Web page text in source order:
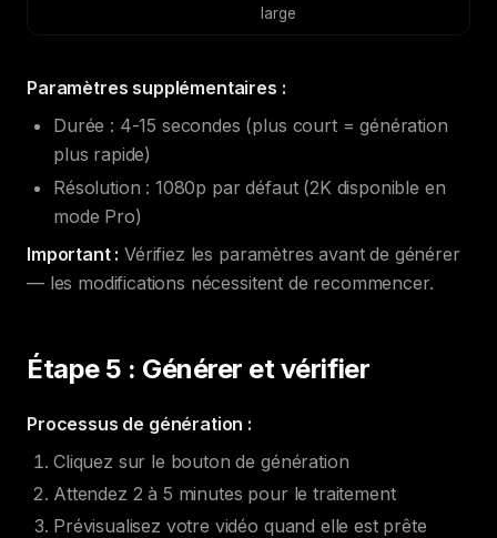
large
Paramètres supplémentaires :
Durée : 4-15 secondes (plus court = génération
plus rapide)
Résolution : 1080p par défaut (2K disponible en
mode Pro)
Important : Vérifiez les paramètres avant de générer
— les modifications nécessitent de recommencer.
Étape 5 : Générer et vérifier
Processus de génération :
Cliquez sur le bouton de génération
Attendez 2 à 5 minutes pour le traitement
Prévisualisez votre vidéo quand elle est prête